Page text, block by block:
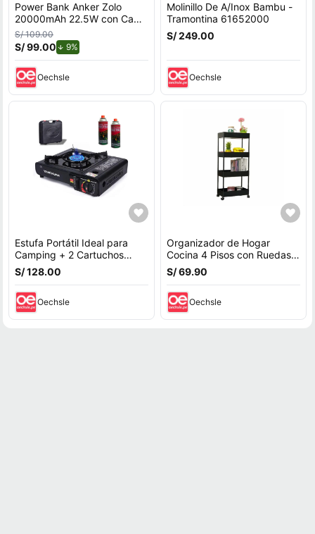
Power Bank Anker Zolo
20000mAh 22.5W con Cable
USB-C Integrado Negro
S/ 109.00
S/ 99.00 9%
Oechsle
Molinillo De A/Inox Bambu -
Tramontina 61652000
S/ 249.00
Oechsle
Estufa Portátil Ideal para
Camping + 2 Cartuchos
485ml
S/ 128.00
Oechsle
Organizador de Hogar
Cocina 4 Pisos con Ruedas
Negro Verdulero Frutero
S/ 69.90
Oechsle